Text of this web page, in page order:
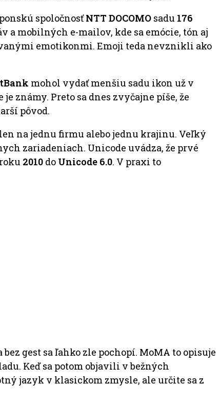
spoločnosťNTT DOCOMO sadu 176
a mobilných e-mailov, kde sa emócie, tón aj
emotikonmi. Emoji teda nevznikli ako
mohol vydať menšiu sadu ikon už v
známy. Preto sa dnes zvyčajne píše, že
pôvod.
na jednu firmu alebo jednu krajinu. Veľký
zariadeniach. Unicode uvádza, že prvé
2010 do Unicode 6.0. V praxi to
gest sa ľahko zle pochopí. MoMA to opisuje
Keď sa potom objavili v bežných
jazyk v klasickom zmysle, ale určite sa z